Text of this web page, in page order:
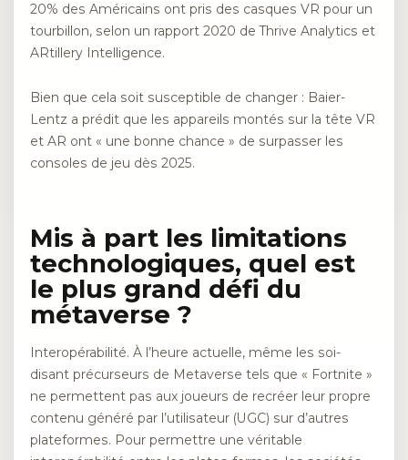
20% des Américains ont pris des casques VR pour un
tourbillon, selon un rapport 2020 de Thrive Analytics et
ARtillery Intelligence.
Bien que cela soit susceptible de changer : Baier-
Lentz a prédit que les appareils montés sur la tête VR
et AR ont « une bonne chance » de surpasser les
consoles de jeu dès 2025.
Mis à part les limitations
technologiques, quel est
le plus grand défi du
métaverse ?
Interopérabilité. À l’heure actuelle, même les soi-
disant précurseurs de Metaverse tels que « Fortnite »
ne permettent pas aux joueurs de recréer leur propre
contenu généré par l’utilisateur (UGC) sur d’autres
plateformes. Pour permettre une véritable